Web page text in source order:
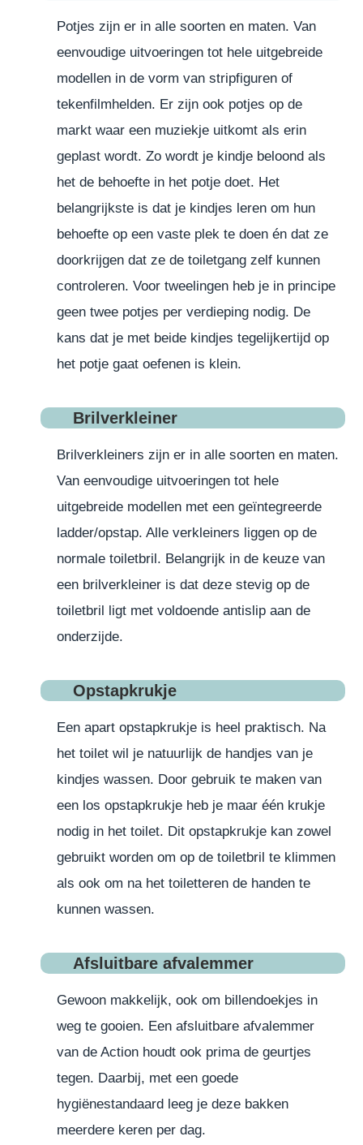
Potjes zijn er in alle soorten en maten. Van
eenvoudige uitvoeringen tot hele uitgebreide
modellen in de vorm van stripfiguren of
tekenfilmhelden. Er zijn ook potjes op de
markt waar een muziekje uitkomt als erin
geplast wordt. Zo wordt je kindje beloond als
het de behoefte in het potje doet. Het
belangrijkste is dat je kindjes leren om hun
behoefte op een vaste plek te doen én dat ze
doorkrijgen dat ze de toiletgang zelf kunnen
controleren. Voor tweelingen heb je in principe
geen twee potjes per verdieping nodig. De
kans dat je met beide kindjes tegelijkertijd op
het potje gaat oefenen is klein.
Brilverkleiner
Brilverkleiners zijn er in alle soorten en maten.
Van eenvoudige uitvoeringen tot hele
uitgebreide modellen met een geïntegreerde
ladder/opstap. Alle verkleiners liggen op de
normale toiletbril. Belangrijk in de keuze van
een brilverkleiner is dat deze stevig op de
toiletbril ligt met voldoende antislip aan de
onderzijde.
Opstapkrukje
Een apart opstapkrukje is heel praktisch. Na
het toilet wil je natuurlijk de handjes van je
kindjes wassen. Door gebruik te maken van
een los opstapkrukje heb je maar één krukje
nodig in het toilet. Dit opstapkrukje kan zowel
gebruikt worden om op de toiletbril te klimmen
als ook om na het toiletteren de handen te
kunnen wassen.
Afsluitbare afvalemmer
Gewoon makkelijk, ook om billendoekjes in
weg te gooien. Een afsluitbare afvalemmer
van de Action houdt ook prima de geurtjes
tegen. Daarbij, met een goede
hygiënestandaard leeg je deze bakken
meerdere keren per dag.